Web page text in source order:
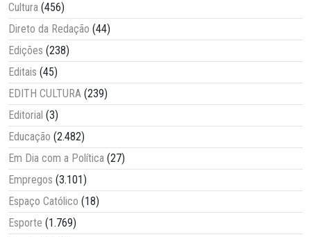
Cultura (456)
Direto da Redação (44)
Edições (238)
Editais (45)
EDITH CULTURA (239)
Editorial (3)
Educação (2.482)
Em Dia com a Política (27)
Empregos (3.101)
Espaço Católico (18)
Esporte (1.769)